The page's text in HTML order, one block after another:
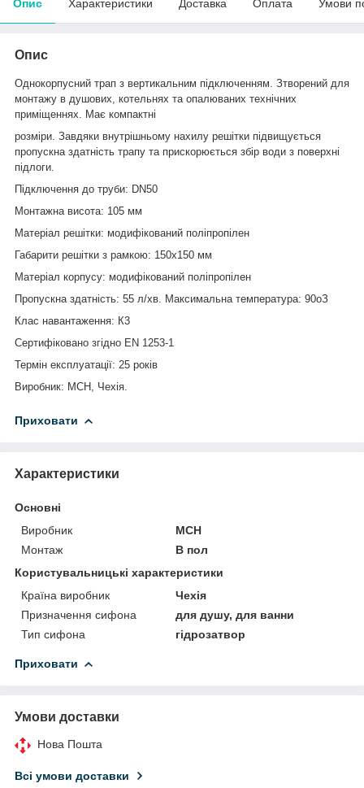
Опис Характеристики Доставка Оплата Умови
Опис
Однокорпусний трап з вертикальним підключенням. Зтворений для
монтажу в душових, котельнях та опалюваних технічних
приміщеннях. Має компактні
розміри. Завдяки внутрішньому нахилу решітки підвищується
пропускна здатність трапу та прискорюється збір води з поверхні
підлоги.
Підключення до труби: DN50
Монтажна висота: 105 мм
Матеріал решітки: модифікований поліпропілен
Габарити решітки з рамкою: 150х150 мм
Матеріал корпусу: модифікований поліпропілен
Пропускна здатність: 55 л/хв. Максимальна температура: 90оЗ
Клас навантаження: К3
Сертифіковано згідно EN 1253-1
Термін експлуатації: 25 років
Виробник: МСН, Чехія.
Приховати
Характеристики
Основні
Виробник
MCH
Монтаж
В пол
Користувальницькі характеристики
Країна виробник
Чехія
Призначення сифона
для душу, для ванни
Тип сифона
гідрозатвор
Приховати
Умови доставки
Нова Пошта
Всі умови доставки